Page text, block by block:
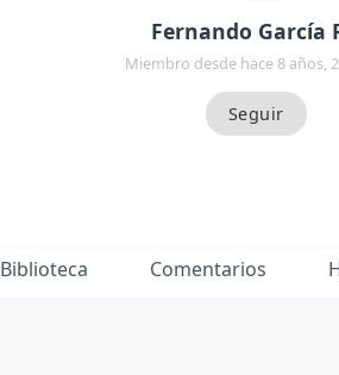
Fernando García
Miembro desde hace 8 años,
Biblioteca Comentarios